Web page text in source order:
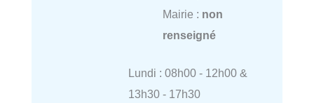
Mairie : non
renseigné
Lundi : 08h00 - 12h00 &
13h30 - 17h30